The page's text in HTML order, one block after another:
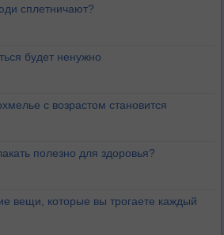
сплетничают?
будет ненужно
с возрастом становится
полезно для здоровья?
вещи, которые вы трогаете каждый